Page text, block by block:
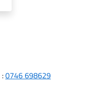
:0746 698629